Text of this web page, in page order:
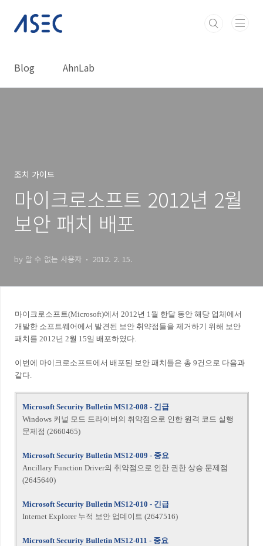
Blog AhnLab
조치 가이드
마이크로소프트 2012년 2월
보안 패치 배포
by 알 수 없는 사용자 2012. 2. 15.
마이크로소프트(Microsoft)에서 2012년 1월 한달 동안 해당 업체에서
개발한 소프트웨어에서 발견된 보안 취약점들을 제거하기 위해 보안
패치를 2012년 2월 15일 배포하였다.
이번에 마이크로소프트에서 배포된 보안 패치들은 총 9건으로 다음과
같다.
Microsoft Security Bulletin MS12-008 - 긴급
Windows 커널 모드 드라이버의 취약점으로 인한 원격 코드 실행
문제점 (2660465)
Microsoft Security Bulletin MS12-009 - 중요
Ancillary Function Driver의 취약점으로 인한 권한 상승 문제점
(2645640)
Microsoft Security Bulletin MS12-010 - 긴급
Internet Explorer 누적 보안 업데이트 (2647516)
Microsoft Security Bulletin MS12-011 - 중요